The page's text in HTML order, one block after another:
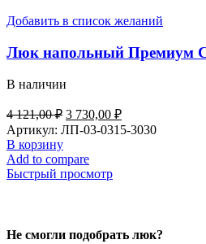
Добавить в список желаний
Люк напольный Премиум
В наличии
4 121,00₽ 3 730,00 ₽
Артикул: ЛП-03-0315-3030
В корзину
Add to compare
Быстрый просмотр
Не смогли подобрать люк?